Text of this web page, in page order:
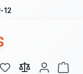
12
У вас есть товары
В